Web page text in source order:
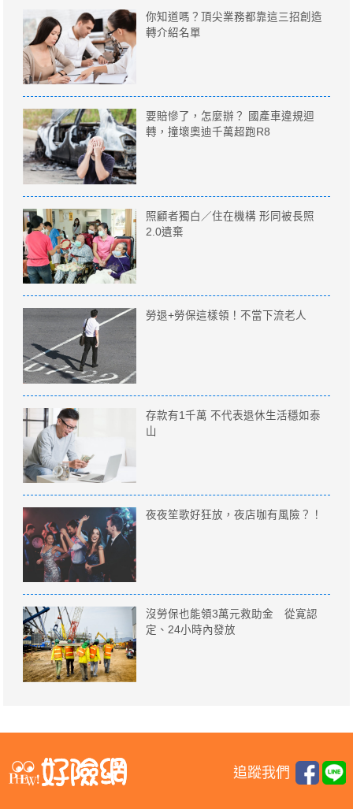
你知道嗎？頂尖業務都靠這三招創造
轉介紹名單
要賠慘了，怎麼辦？ 國產車違規迴
轉，撞壞奧迪千萬超跑R8
照顧者獨白／住在機構 形同被長照
2.0遺棄
勞退+勞保這樣領！不當下流老人
存款有1千萬 不代表退休生活穩如泰
山
夜夜笙歌好狂放，夜店咖有風險？！
沒勞保也能領3萬元救助金 從寛認
定、24小時內發放
追蹤我們